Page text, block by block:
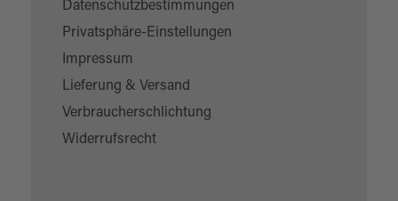
Datenschutzbestimmungen
Privatsphäre-Einstellungen
Impressum
Lieferung & Versand
Verbraucherschlichtung
Widerrufsrecht